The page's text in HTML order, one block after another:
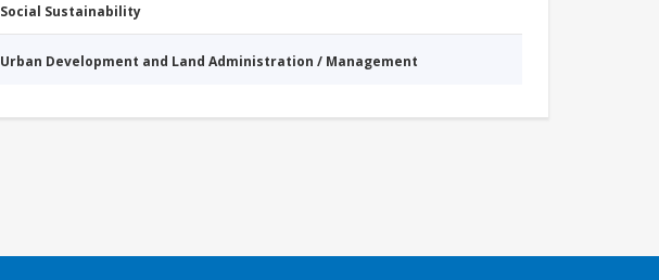
Social Sustainability
Urban Development and Land Administration / Management